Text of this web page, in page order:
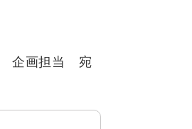
企画担当 宛